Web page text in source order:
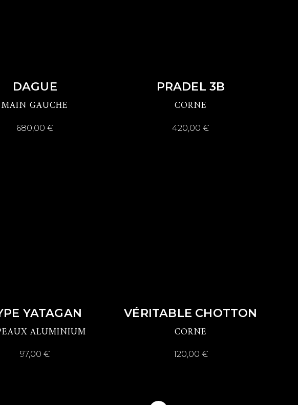
DAGUE
MAIN GAUCHE
680,00€
PRADEL 3B
CORNE
420,00€
YATAGAN
ALUMINIUM
97,00€
VÉRITABLE CHOTTON
CORNE
120,00 €